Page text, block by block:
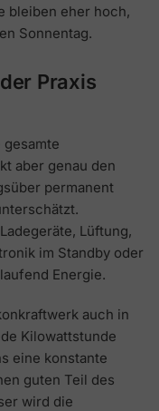
bleiben eher hoch,
Sonnentag.
Praxis
aber genau den
permanent
Lüftung,
im Standby oder
Energie.
auch in
Kilowattstunde
eine konstante
guten Teil des
wird die